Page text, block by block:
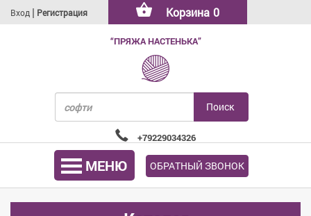
Вход | Регистрация Корзина 0
“ПРЯЖА НАСТЕНЬКА”
+79229034326
МЕНЮ ОБРАТНЫЙ ЗВОНОК